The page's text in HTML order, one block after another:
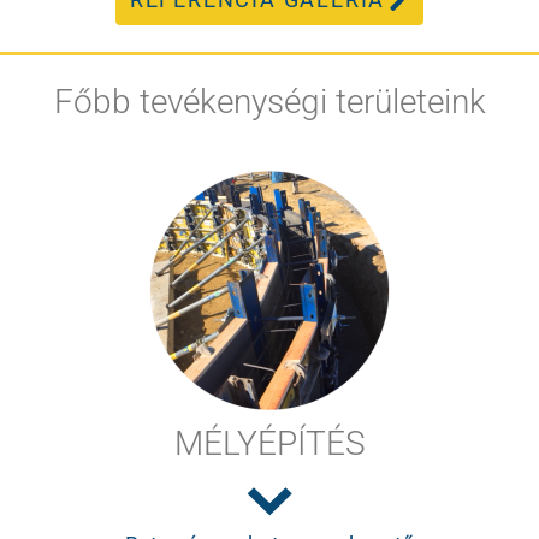
Főbb tevékenységi területeink
MÉLYÉPÍTÉS